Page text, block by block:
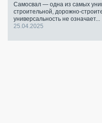
Самосвал — одна из самых
строительной, дорожно-
универсальность не означает...
25.04.2025